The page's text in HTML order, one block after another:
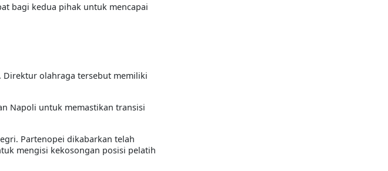
bagi kedua pihak untuk mencapai
Direktur olahraga tersebut memiliki
Napoli untuk memastikan transisi
Partenopei dikabarkan telah
mengisi kekosongan posisi pelatih